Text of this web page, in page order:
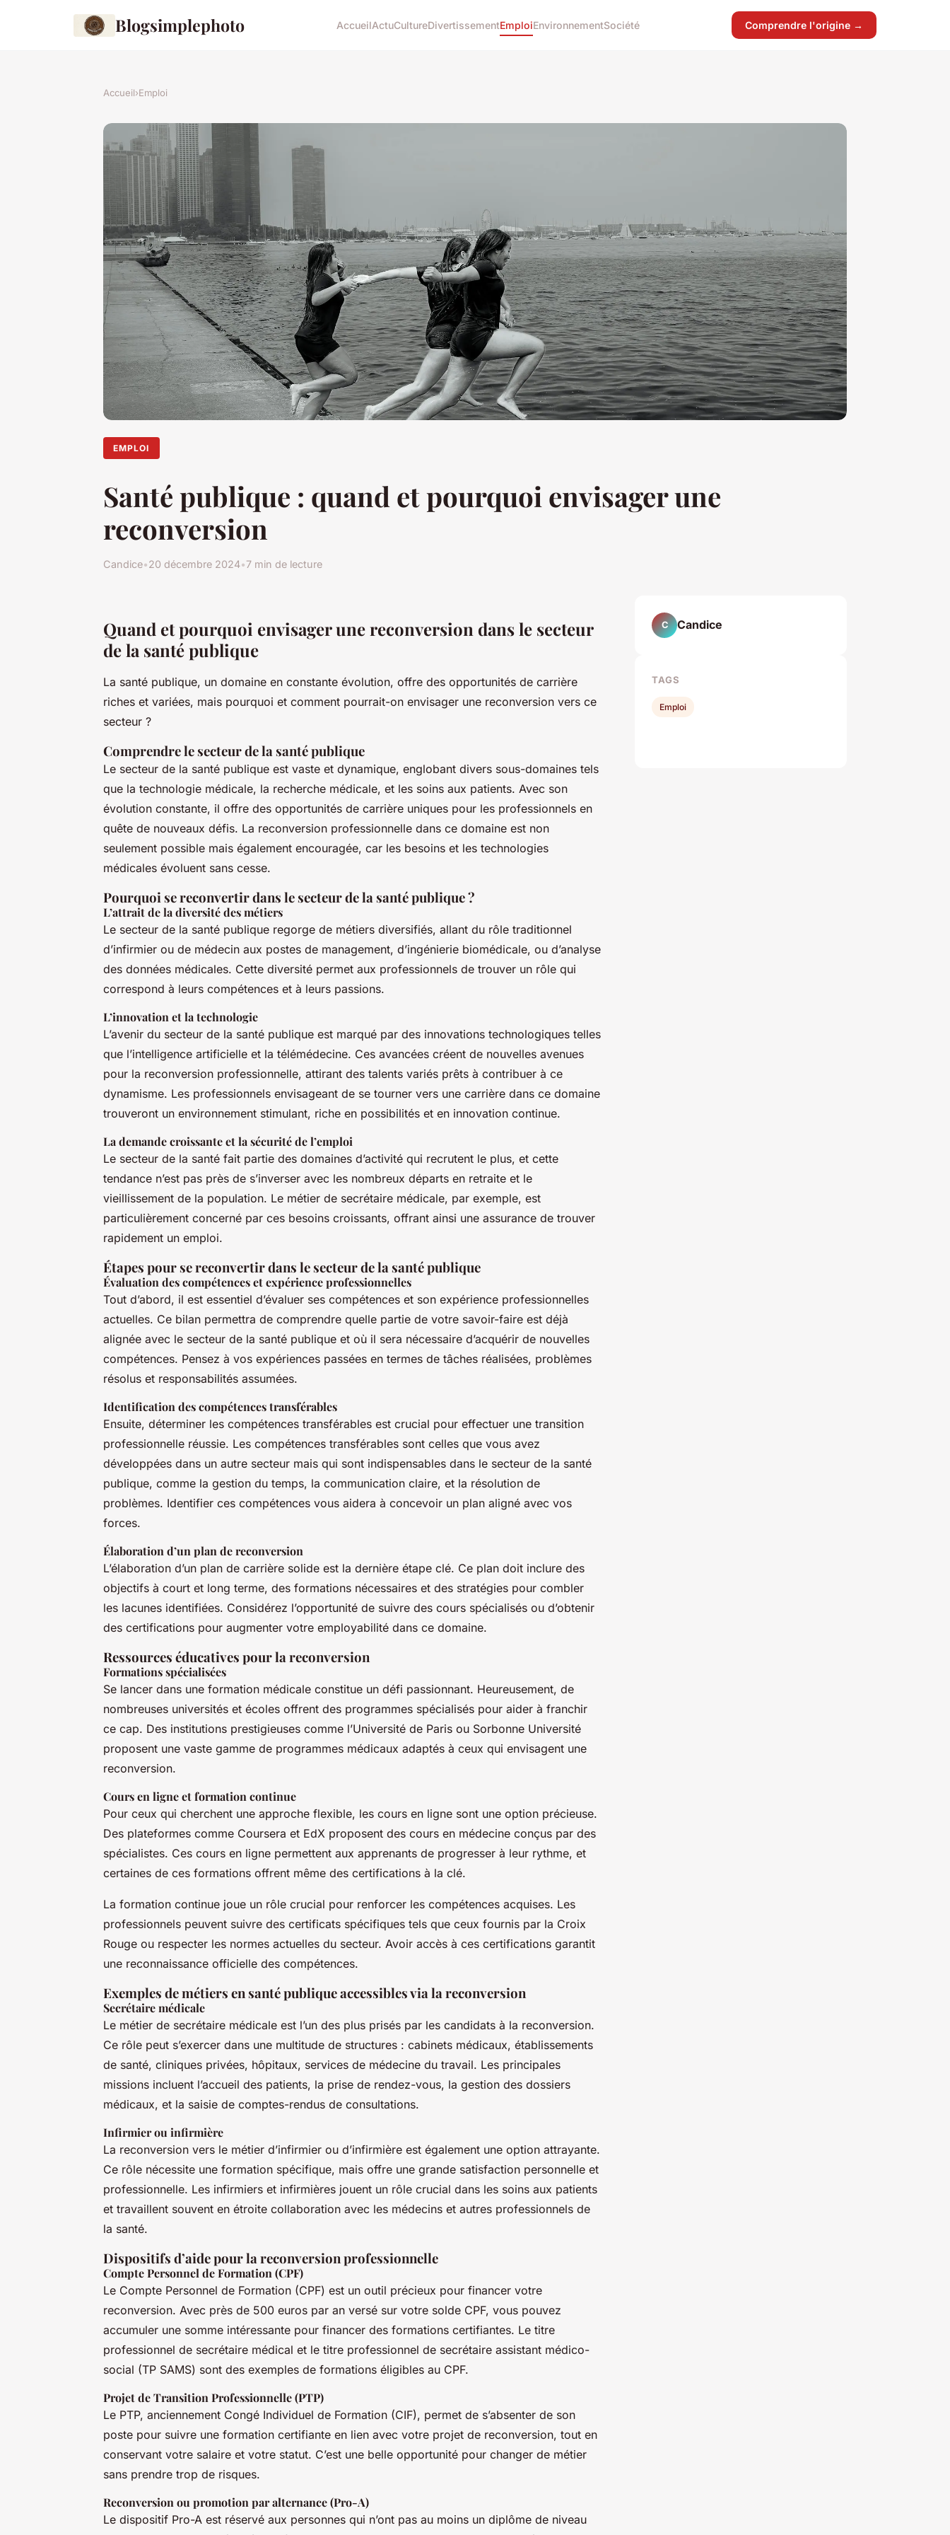
Blogsimplephoto AccueilActuCultureDivertissementEmploiEnvironnementSociété Comprendre l'origine →
Accueil›Emploi
EMPLOI
Santé publique : quand et pourquoi envisager une
reconversion
Candice•20 décembre 2024•7 min de lecture
Quand et pourquoi envisager une reconversion dans le secteur
de la santé publique
La santé publique, un domaine en constante évolution, offre des opportunités de carrière
riches et variées, mais pourquoi et comment pourrait-on envisager une reconversion vers ce
secteur ?
Comprendre le secteur de la santé publique
Le secteur de la santé publique est vaste et dynamique, englobant divers sous-domaines tels
que la technologie médicale, la recherche médicale, et les soins aux patients. Avec son
évolution constante, il offre des opportunités de carrière uniques pour les professionnels en
quête de nouveaux défis. La reconversion professionnelle dans ce domaine est non
seulement possible mais également encouragée, car les besoins et les technologies
médicales évoluent sans cesse.
Pourquoi se reconvertir dans le secteur de la santé publique ?
L’attrait de la diversité des métiers
Le secteur de la santé publique regorge de métiers diversifiés, allant du rôle traditionnel
d’infirmier ou de médecin aux postes de management, d’ingénierie biomédicale, ou d’analyse
des données médicales. Cette diversité permet aux professionnels de trouver un rôle qui
correspond à leurs compétences et à leurs passions.
L’innovation et la technologie
L’avenir du secteur de la santé publique est marqué par des innovations technologiques telles
que l’intelligence artificielle et la télémédecine. Ces avancées créent de nouvelles avenues
pour la reconversion professionnelle, attirant des talents variés prêts à contribuer à ce
dynamisme. Les professionnels envisageant de se tourner vers une carrière dans ce domaine
trouveront un environnement stimulant, riche en possibilités et en innovation continue.
La demande croissante et la sécurité de l’emploi
Le secteur de la santé fait partie des domaines d’activité qui recrutent le plus, et cette
tendance n’est pas près de s’inverser avec les nombreux départs en retraite et le
vieillissement de la population. Le métier de secrétaire médicale, par exemple, est
particulièrement concerné par ces besoins croissants, offrant ainsi une assurance de trouver
rapidement un emploi.
Étapes pour se reconvertir dans le secteur de la santé publique
Évaluation des compétences et expérience professionnelles
Tout d’abord, il est essentiel d’évaluer ses compétences et son expérience professionnelles
actuelles. Ce bilan permettra de comprendre quelle partie de votre savoir-faire est déjà
alignée avec le secteur de la santé publique et où il sera nécessaire d’acquérir de nouvelles
compétences. Pensez à vos expériences passées en termes de tâches réalisées, problèmes
résolus et responsabilités assumées.
Identification des compétences transférables
Ensuite, déterminer les compétences transférables est crucial pour effectuer une transition
professionnelle réussie. Les compétences transférables sont celles que vous avez
développées dans un autre secteur mais qui sont indispensables dans le secteur de la santé
publique, comme la gestion du temps, la communication claire, et la résolution de
problèmes. Identifier ces compétences vous aidera à concevoir un plan aligné avec vos
forces.
Élaboration d’un plan de reconversion
L’élaboration d’un plan de carrière solide est la dernière étape clé. Ce plan doit inclure des
objectifs à court et long terme, des formations nécessaires et des stratégies pour combler
les lacunes identifiées. Considérez l’opportunité de suivre des cours spécialisés ou d’obtenir
des certifications pour augmenter votre employabilité dans ce domaine.
Ressources éducatives pour la reconversion
Formations spécialisées
Se lancer dans une formation médicale constitue un défi passionnant. Heureusement, de
nombreuses universités et écoles offrent des programmes spécialisés pour aider à franchir
ce cap. Des institutions prestigieuses comme l’Université de Paris ou Sorbonne Université
proposent une vaste gamme de programmes médicaux adaptés à ceux qui envisagent une
reconversion.
Cours en ligne et formation continue
Pour ceux qui cherchent une approche flexible, les cours en ligne sont une option précieuse.
Des plateformes comme Coursera et EdX proposent des cours en médecine conçus par des
spécialistes. Ces cours en ligne permettent aux apprenants de progresser à leur rythme, et
certaines de ces formations offrent même des certifications à la clé.
La formation continue joue un rôle crucial pour renforcer les compétences acquises. Les
professionnels peuvent suivre des certificats spécifiques tels que ceux fournis par la Croix
Rouge ou respecter les normes actuelles du secteur. Avoir accès à ces certifications garantit
une reconnaissance officielle des compétences.
Exemples de métiers en santé publique accessibles via la reconversion
Secrétaire médicale
Le métier de secrétaire médicale est l’un des plus prisés par les candidats à la reconversion.
Ce rôle peut s’exercer dans une multitude de structures : cabinets médicaux, établissements
de santé, cliniques privées, hôpitaux, services de médecine du travail. Les principales
missions incluent l’accueil des patients, la prise de rendez-vous, la gestion des dossiers
médicaux, et la saisie de comptes-rendus de consultations.
Infirmier ou infirmière
La reconversion vers le métier d’infirmier ou d’infirmière est également une option attrayante.
Ce rôle nécessite une formation spécifique, mais offre une grande satisfaction personnelle et
professionnelle. Les infirmiers et infirmières jouent un rôle crucial dans les soins aux patients
et travaillent souvent en étroite collaboration avec les médecins et autres professionnels de
la santé.
Dispositifs d’aide pour la reconversion professionnelle
Compte Personnel de Formation (CPF)
Le Compte Personnel de Formation (CPF) est un outil précieux pour financer votre
reconversion. Avec près de 500 euros par an versé sur votre solde CPF, vous pouvez
accumuler une somme intéressante pour financer des formations certifiantes. Le titre
professionnel de secrétaire médical et le titre professionnel de secrétaire assistant médico-
social (TP SAMS) sont des exemples de formations éligibles au CPF.
Projet de Transition Professionnelle (PTP)
Le PTP, anciennement Congé Individuel de Formation (CIF), permet de s’absenter de son
poste pour suivre une formation certifiante en lien avec votre projet de reconversion, tout en
conservant votre salaire et votre statut. C’est une belle opportunité pour changer de métier
sans prendre trop de risques.
Reconversion ou promotion par alternance (Pro-A)
Le dispositif Pro-A est réservé aux personnes qui n’ont pas au moins un diplôme de niveau
C Candice
TAGS
Emploi